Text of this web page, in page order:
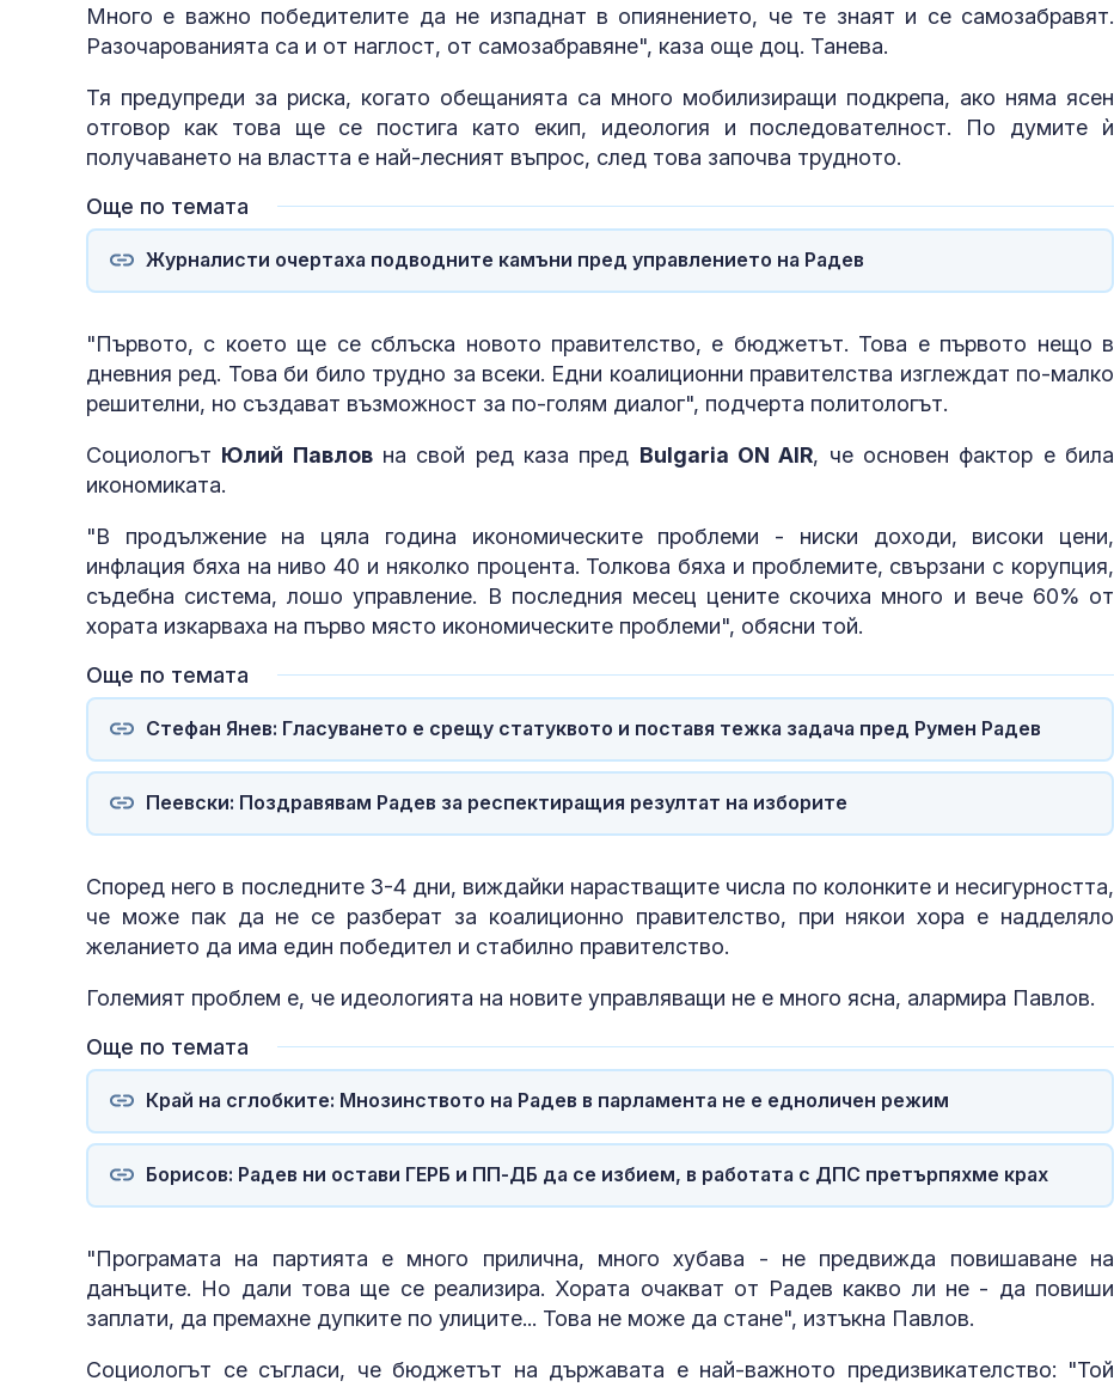
Много е важно победителите да не изпаднат в опиянението, че те знаят и се самозабравят.
Разочарованията са и от наглост, от самозабравяне", каза още доц. Танева.
Тя предупреди за риска, когато обещанията са много мобилизиращи подкрепа, ако няма ясен
отговор как това ще се постига като екип, идеология и последователност. По думите ѝ
получаването на властта е най-лесният въпрос, след това започва трудното.
Още по темата
Журналисти очертаха подводните камъни пред управлението на Радев
"Първото, с което ще се сблъска новото правителство, е бюджетът. Това е първото нещо в
дневния ред. Това би било трудно за всеки. Едни коалиционни правителства изглеждат по-малко
решителни, но създават възможност за по-голям диалог", подчерта политологът.
Социологът Юлий Павловна свой ред каза пред Bulgaria ON AIR, че основен фактор е била
икономиката.
"В продължение на цяла година икономическите проблеми - ниски доходи, високи цени,
инфлация бяха на ниво 40 и няколко процента. Толкова бяха и проблемите, свързани с корупция,
съдебна система, лошо управление. В последния месец цените скочиха много и вече 60% от
хората изкарваха на първо място икономическите проблеми", обясни той.
Още по темата
Стефан Янев: Гласуването е срещу статуквото и поставя тежка задача пред Румен Радев
Пеевски: Поздравявам Радев за респектиращия резултат на изборите
Според него в последните 3-4 дни, виждайки нарастващите числа по колонките и несигурността,
че може пак да не се разберат за коалиционно правителство, при някои хора е надделяло
желанието да има един победител и стабилно правителство.
Големият проблем е, че идеологията на новите управляващи не е много ясна, алармира Павлов.
Още по темата
Край на сглобките: Мнозинството на Радев в парламента не е едноличен режим
Борисов: Радев ни остави ГЕРБ и ПП-ДБ да се избием, в работата с ДПС претърпяхме крах
"Програмата на партията е много прилична, много хубава - не предвижда повишаване на
данъците. Но дали това ще се реализира. Хората очакват от Радев какво ли не - да повиши
заплати, да премахне дупките по улиците... Това не може да стане", изтъкна Павлов.
Социологът се съгласи, че бюджетът на държавата е най-важното предизвикателство: "Той
двигателя